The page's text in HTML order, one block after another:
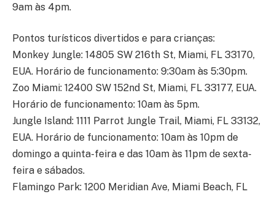
9am às 4pm.
Pontos turísticos divertidos e para crianças:
Monkey Jungle: 14805 SW 216th St, Miami, FL 33170,
EUA. Horário de funcionamento: 9:30am às 5:30pm.
Zoo Miami: 12400 SW 152nd St, Miami, FL 33177, EUA.
Horário de funcionamento: 10am às 5pm.
Jungle Island: 1111 Parrot Jungle Trail, Miami, FL 33132,
EUA. Horário de funcionamento: 10am às 10pm de
domingo a quinta-feira e das 10am às 11pm de sexta-
feira e sábados.
Flamingo Park: 1200 Meridian Ave, Miami Beach, FL